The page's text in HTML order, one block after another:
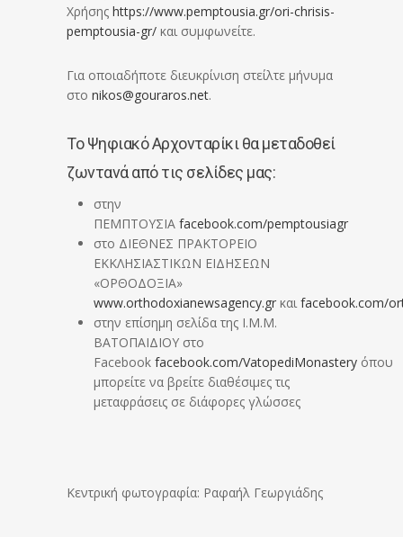
Χρήσης https://www.pemptousia.gr/ori-chrisis-
pemptousia-gr/ και συμφωνείτε.
Για οποιαδήποτε διευκρίνιση στείλτε μήνυμα
στο nikos@gouraros.net.
Το Ψηφιακό Αρχονταρίκι θα μεταδοθεί
ζωντανά από τις σελίδες μας:
στην
ΠΕΜΠΤΟΥΣΙΑ facebook.com/pemptousiagr
στο ΔΙΕΘΝΕΣ ΠΡΑΚΤΟΡΕΙΟ
ΕΚΚΛΗΣΙΑΣΤΙΚΩΝ ΕΙΔΗΣΕΩΝ
«ΟΡΘΟΔΟΞΙΑ»
www.orthodoxianewsagency.gr καιfacebook.com/
στην επίσημη σελίδα της Ι.Μ.Μ.
ΒΑΤΟΠΑΙΔΙΟΥ στο
Facebook facebook.com/VatopediMonastery όπου
μπορείτε να βρείτε διαθέσιμες τις
μεταφράσεις σε διάφορες γλώσσες
Κεντρική φωτογραφία: Ραφαήλ Γεωργιάδης